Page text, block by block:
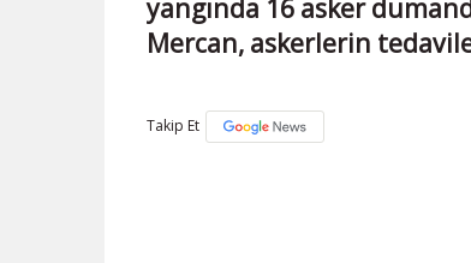
yangında 16 asker
Mercan, askerlerin
Takip Et